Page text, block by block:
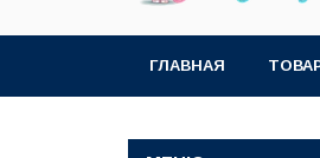
ГЛАВНАЯ